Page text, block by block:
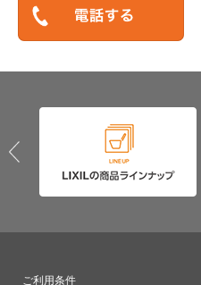
ご利用条件